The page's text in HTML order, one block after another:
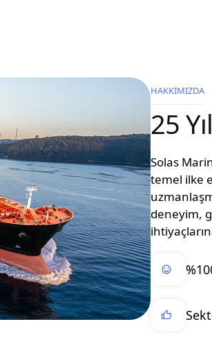
HAKKIMIZDA
25
Solas
temel ilke
deneyim,